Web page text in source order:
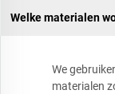
Welke materialen
We
materialen